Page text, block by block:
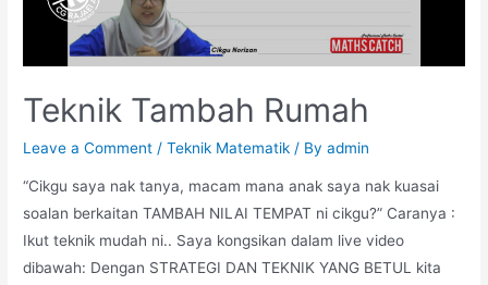
Teknik Tambah Rumah
Leave a Comment /Teknik Matematik / Byadmin
“Cikgu saya nak tanya, macam mana anak saya nak kuasai
soalan berkaitan TAMBAH NILAI TEMPAT ni cikgu?” Caranya :
Ikut teknik mudah ni.. Saya kongsikan dalam live video
dibawah: Dengan STRATEGI DAN TEKNIK YANG BETUL kita